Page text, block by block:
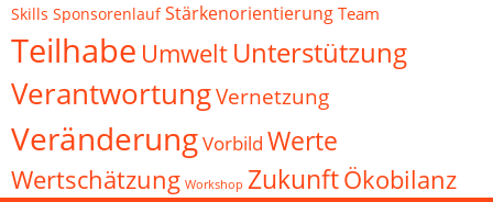
Skills Sponsorenlauf Stärkenorientierung Team
Teilhabe Umwelt Unterstützung
VerantwortungVernetzung
VeränderungVorbild Werte
Wertschätzung Workshop ZukunftÖkobilanz